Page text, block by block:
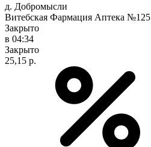
д. Добромысли
Витебская Фармация Аптека №125
Закрыто
в 04:34
Закрыто
25,15 р.